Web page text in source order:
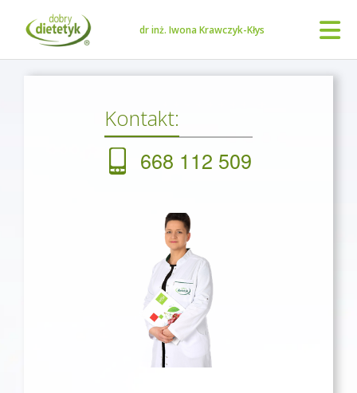
dr inż. Iwona Krawczyk-Kłys
Kontakt:
668 112 509